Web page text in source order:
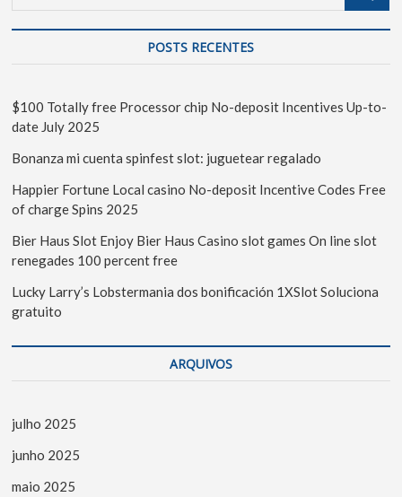
POSTS RECENTES
$100 Totally free Processor chip No-deposit Incentives Up-to-
date July 2025
Bonanza mi cuenta spinfest slot: juguetear regalado
Happier Fortune Local casino No-deposit Incentive Codes Free
of charge Spins 2025
Bier Haus Slot Enjoy Bier Haus Casino slot games On line slot
renegades 100 percent free
Lucky Larry’s Lobstermania dos bonificación 1XSlot Soluciona
gratuito
ARQUIVOS
julho 2025
junho 2025
maio 2025